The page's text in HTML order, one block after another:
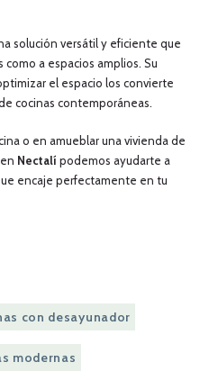
solución versátil y eficiente que
a espacios amplios. Su
el espacio los convierte
cocinas contemporáneas.
o en amueblar una vivienda de
Nectalí podemos ayudarte a
encaje perfectamente en tu
con desayunador
modernas